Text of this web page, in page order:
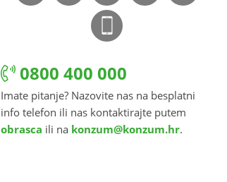
0800 400 000
Imate pitanje? Nazovite nas na besplatni
info telefon ili nas kontaktirajte putem
obrasca ili na konzum@konzum.hr.